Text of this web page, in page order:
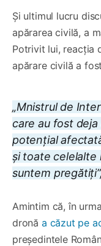
Și ultimul lucru
apărarea civilă, a
Potrivit lui, reacția
apărare civilă a
„Mnistrul de
care au fost
potențial
și toate celelalte
suntem
Amintim că, în
dronă a căzut pe
președintele